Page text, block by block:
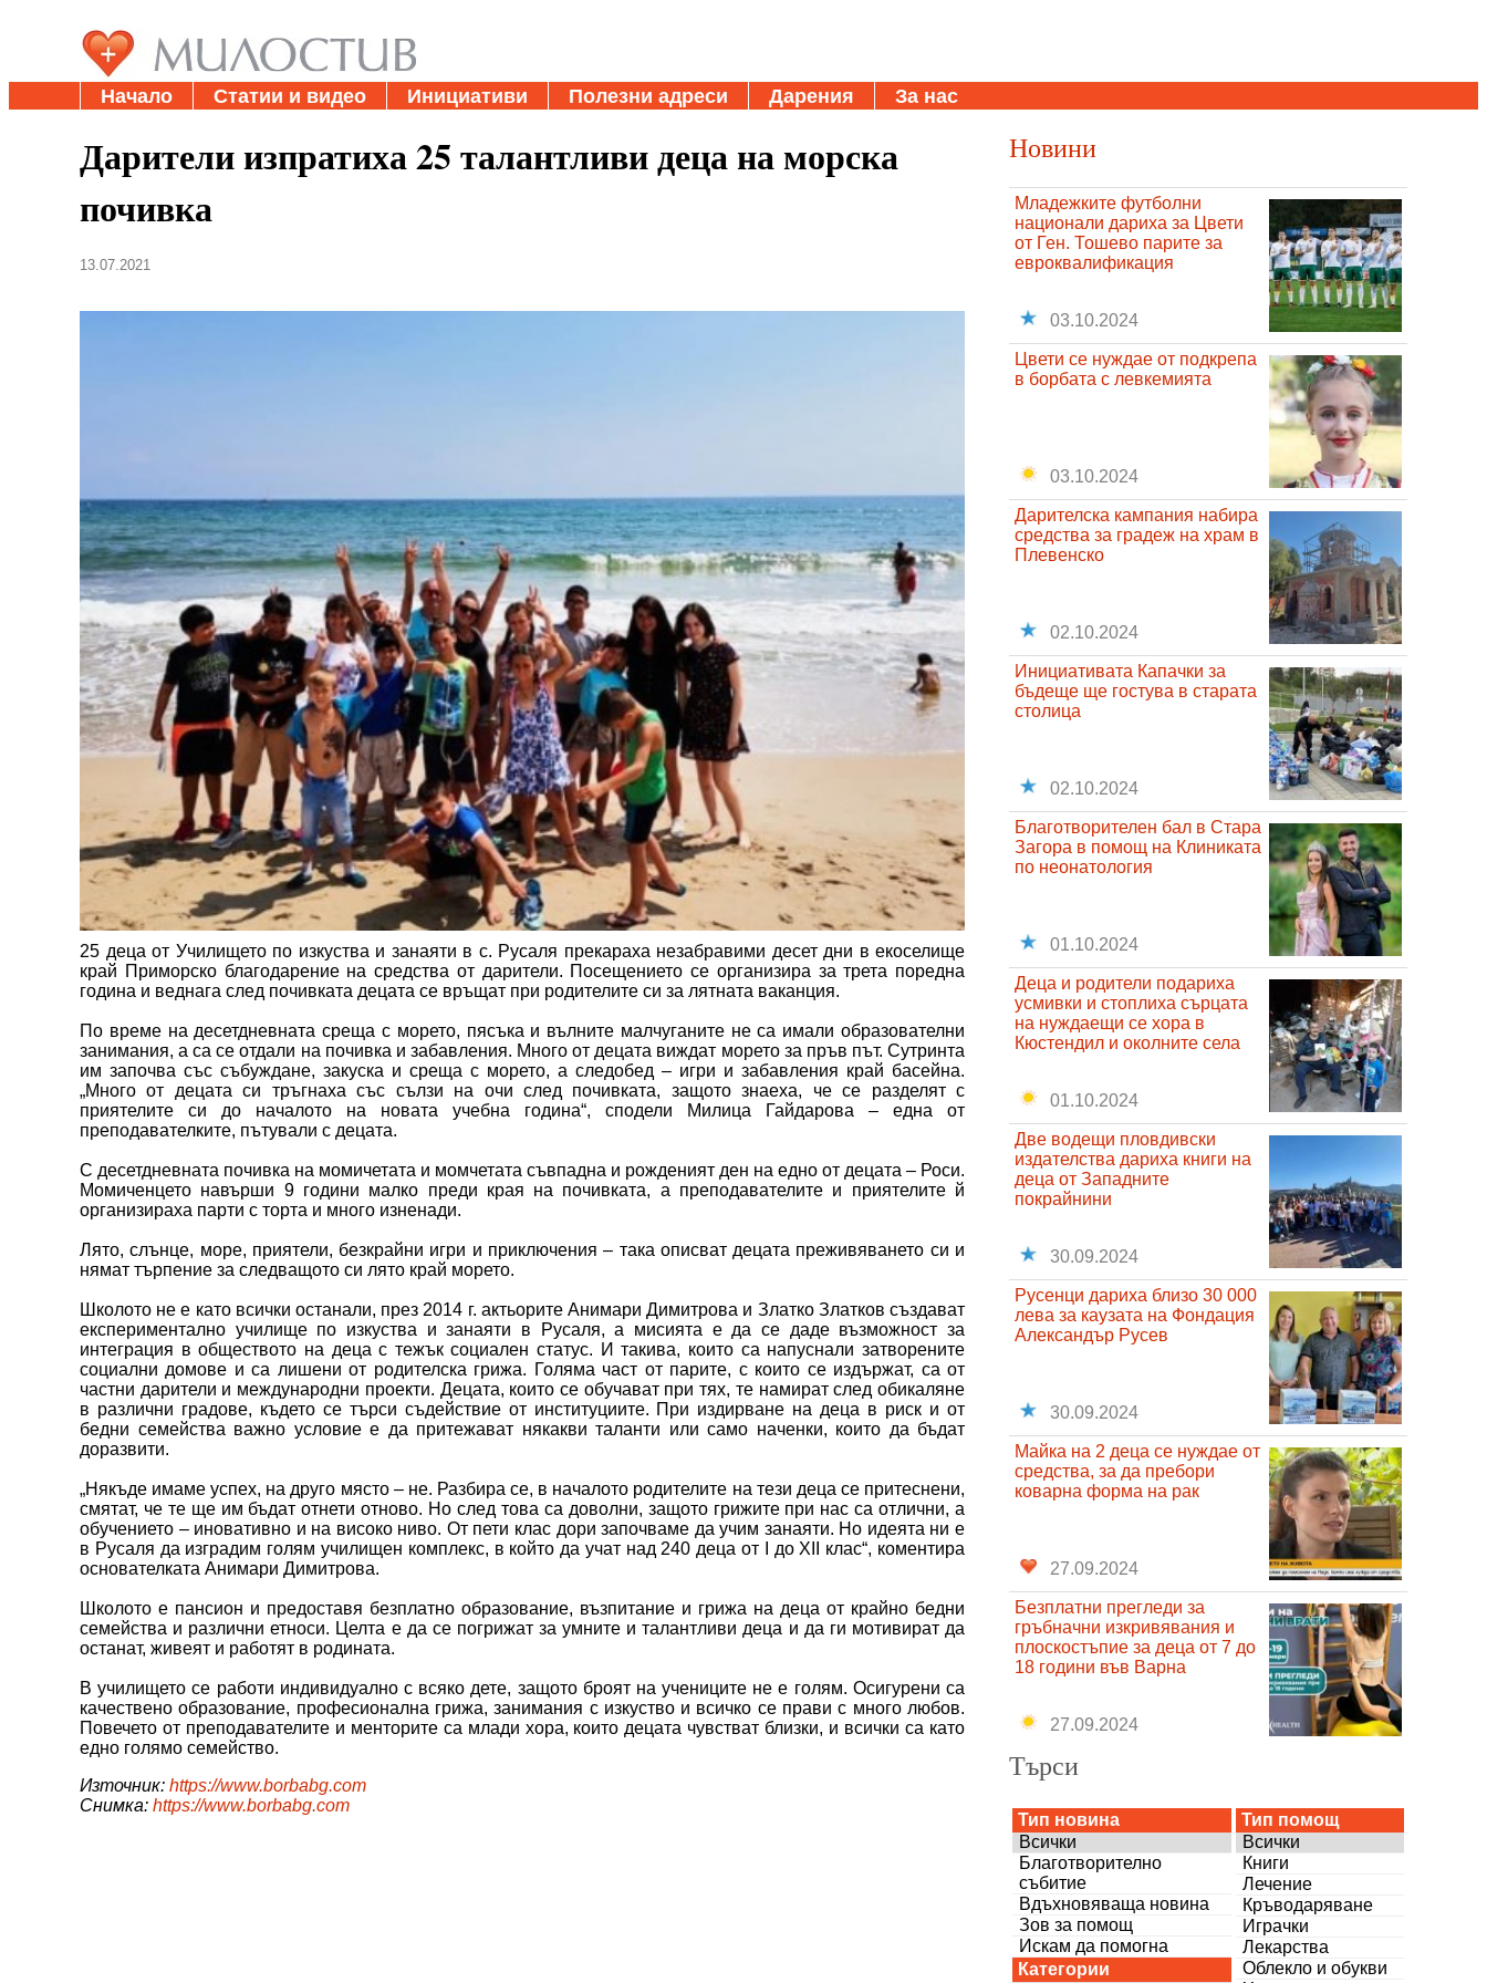
Начало Статии и видео Инициативи Полезни адреси Дарения За нас
Дарители изпратиха 25 талантливи деца на морска
почивка
13.07.2021
25 деца от Училището по изкуства и занаяти в с. Русаля прекараха незабравими десет дни в екоселище
край Приморско благодарение на средства от дарители. Посещението се организира за трета поредна
година и веднага след почивката децата се връщат при родителите си за лятната ваканция.
По време на десетдневната среща с морето, пясъка и вълните малчуганите не са имали образователни
занимания, а са се отдали на почивка и забавления. Много от децата виждат морето за пръв път. Сутринта
им започва със събуждане, закуска и среща с морето, а следобед – игри и забавления край басейна.
„Много от децата си тръгнаха със сълзи на очи след почивката, защото знаеха, че се разделят с
приятелите си до началото на новата учебна година“, сподели Милица Гайдарова – една от
преподавателките, пътували с децата.
С десетдневната почивка на момичетата и момчетата съвпадна и рожденият ден на едно от децата – Роси.
Момиченцето навърши 9 години малко преди края на почивката, а преподавателите и приятелите й
организираха парти с торта и много изненади.
Лято, слънце, море, приятели, безкрайни игри и приключения – така описват децата преживяването си и
нямат търпение за следващото си лято край морето.
Школото не е като всички останали, през 2014 г. актьорите Анимари Димитрова и Златко Златков създават
експериментално училище по изкуства и занаяти в Русаля, а мисията е да се даде възможност за
интеграция в обществото на деца с тежък социален статус. И такива, които са напуснали затворените
социални домове и са лишени от родителска грижа. Голяма част от парите, с които се издържат, са от
частни дарители и международни проекти. Децата, които се обучават при тях, те намират след обикаляне
в различни градове, където се търси съдействие от институциите. При издирване на деца в риск и от
бедни семейства важно условие е да притежават някакви таланти или само наченки, които да бъдат
доразвити.
„Някъде имаме успех, на друго място – не. Разбира се, в началото родителите на тези деца се притеснени,
смятат, че те ще им бъдат отнети отново. Но след това са доволни, защото грижите при нас са отлични, а
обучението – иновативно и на високо ниво. От пети клас дори започваме да учим занаяти. Но идеята ни е
в Русаля да изградим голям училищен комплекс, в който да учат над 240 деца от I до XII клас“, коментира
основателката Анимари Димитрова.
Школото е пансион и предоставя безплатно образование, възпитание и грижа на деца от крайно бедни
семейства и различни етноси. Целта е да се погрижат за умните и талантливи деца и да ги мотивират да
останат, живеят и работят в родината.
В училището се работи индивидуално с всяко дете, защото броят на учениците не е голям. Осигурени са
качествено образование, професионална грижа, занимания с изкуство и всичко се прави с много любов.
Повечето от преподавателите и менторите са млади хора, които децата чувстват близки, и всички са като
едно голямо семейство.
Източник: https://www.borbabg.com
Снимка: https://www.borbabg.com
Новини
Младежките футболни
национали дариха за Цвети
от Ген. Тошево парите за
евроквалификация
03.10.2024
Цвети се нуждае от подкрепа
в борбата с левкемията
03.10.2024
Дарителска кампания набира
средства за градеж на храм в
Плевенско
02.10.2024
Инициативата Капачки за
бъдеще ще гостува в старата
столица
02.10.2024
Благотворителен бал в Стара
Загора в помощ на Клиниката
по неонатология
01.10.2024
Деца и родители подариха
усмивки и стоплиха сърцата
на нуждаещи се хора в
Кюстендил и околните села
01.10.2024
Две водещи пловдивски
издателства дариха книги на
деца от Западните
покрайнини
30.09.2024
Русенци дариха близо 30 000
лева за каузата на Фондация
Александър Русев
30.09.2024
Майка на 2 деца се нуждае от
средства, за да пребори
коварна форма на рак
27.09.2024
Безплатни прегледи за
гръбначни изкривявания и
плоскостъпие за деца от 7 до
18 години във Варна
27.09.2024
Търси
Тип новина
Всички
Благотворително
събитие
Вдъхновяваща новина
Зов за помощ
Искам да помогна
Категории
Тип помощ
Всички
Книги
Лечение
Кръводаряване
Играчки
Лекарства
Облекло и обукви